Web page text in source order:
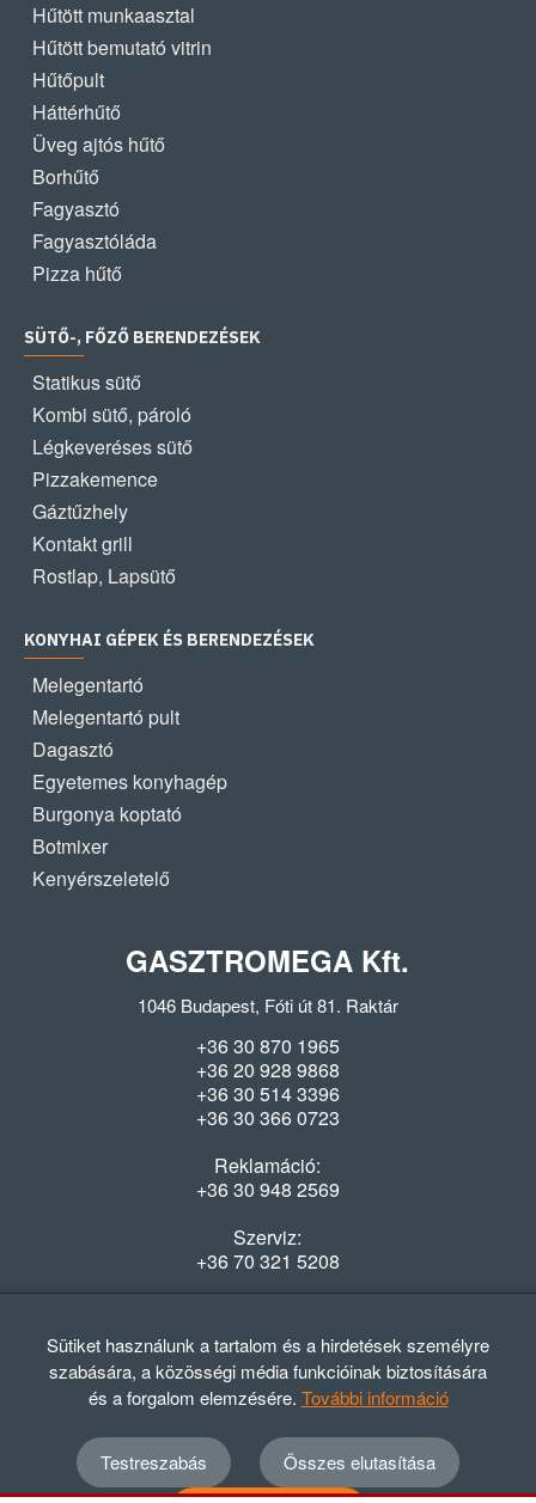
Hűtött munkaasztal
Hűtött bemutató vitrin
Hűtőpult
Háttérhűtő
Üveg ajtós hűtő
Borhűtő
Fagyasztó
Fagyasztóláda
Pizza hűtő
SÜTŐ-, FŐZŐ BERENDEZÉSEK
Statikus sütő
Kombi sütő, pároló
Légkeveréses sütő
Pizzakemence
Gáztűzhely
Kontakt grill
Rostlap, Lapsütő
KONYHAI GÉPEK ÉS BERENDEZÉSEK
Melegentartó
Melegentartó pult
Dagasztó
Egyetemes konyhagép
Burgonya koptató
Botmixer
Kenyérszeletelő
GASZTROMEGA Kft.
1046 Budapest, Fóti út 81. Raktár
+36 30 870 1965
+36 20 928 9868
+36 30 514 3396
+36 30 366 0723
Reklamáció:
+36 30 948 2569
Szerviz:
+36 70 321 5208
Hétfő-Péntek: 08:00-16:30
© 2012 - 2024 GASZTRΩMEGA Kft.
Sütiket használunk a tartalom és a hirdetések személyre
szabására, a közösségi média funkcióinak biztosítására
és a forgalom elemzésére. További információ
Testreszabás
Összes elutasítása